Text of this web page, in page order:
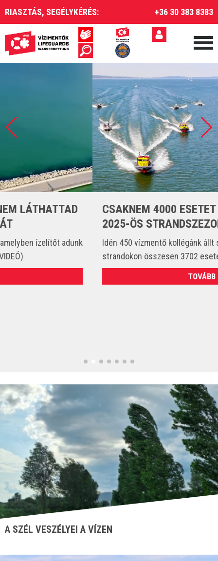
RIASZTÁS, SEGÉLYKÉRÉS: +36 30 383 8383
CSAKNEM 4000 ESETET LÁTTUNK EL A
2025-ÖS STRANDSZEZONBAN
Idén 450 vízmentő kollégánk állt szolgálatba és csak a
strandokon összesen 3702 esetet látott el. (VIDEÓ)
A SZÉL VESZÉLYEI A VÍZEN